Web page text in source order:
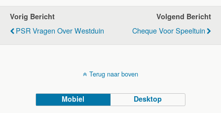
e
b
o
n
Vorig Bericht
PSR Vragen Over Westduin
Volgend Bericht
Cheque Voor Speeltuin
Terug naar boven
Mobiel Desktop